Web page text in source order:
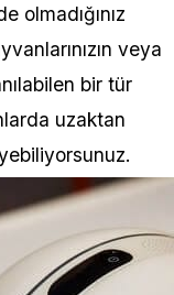
olmadığınız
veya
bir tür
uzaktan